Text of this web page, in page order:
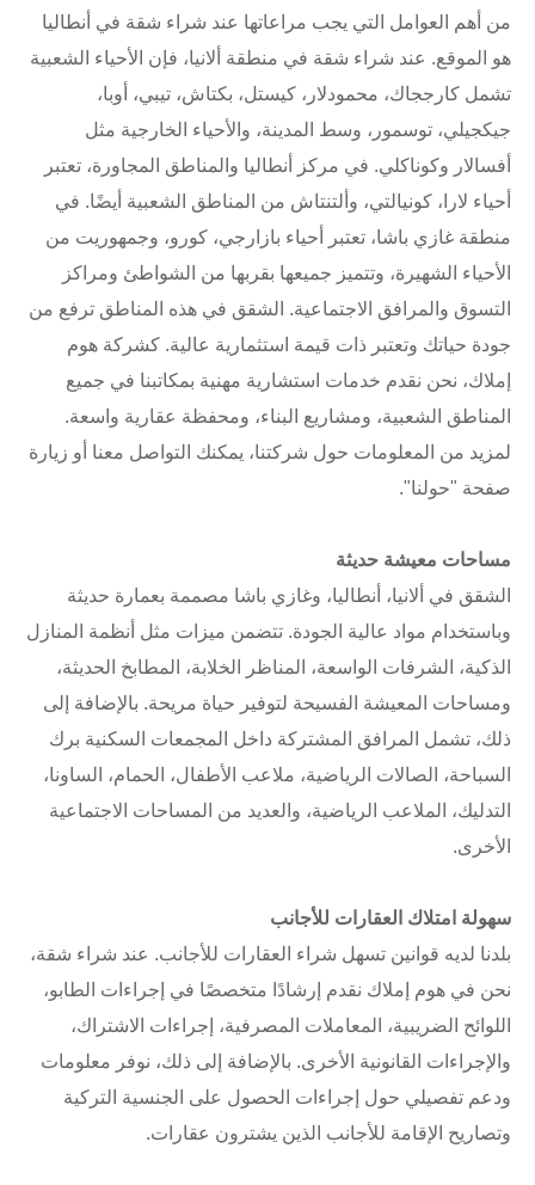
من أهم العوامل التي يجب مراعاتها عند شراء شقة في أنطاليا
هو الموقع. عند شراء شقة في منطقة ألانيا، فإن الأحياء الشعبية
تشمل كارججاك، محمودلار، كيستل، بكتاش، تيبي، أوبا،
جيكجيلي، توسمور، وسط المدينة، والأحياء الخارجية مثل
أفسالار وكوناكلي. في مركز أنطاليا والمناطق المجاورة، تعتبر
أحياء لارا، كونيالتي، وألتنتاش من المناطق الشعبية أيضًا. في
منطقة غازي باشا، تعتبر أحياء بازارجي، كورو، وجمهوريت من
الأحياء الشهيرة، وتتميز جميعها بقربها من الشواطئ ومراكز
التسوق والمرافق الاجتماعية. الشقق في هذه المناطق ترفع من
جودة حياتك وتعتبر ذات قيمة استثمارية عالية. كشركة هوم
إملاك، نحن نقدم خدمات استشارية مهنية بمكاتبنا في جميع
المناطق الشعبية، ومشاريع البناء، ومحفظة عقارية واسعة.
لمزيد من المعلومات حول شركتنا، يمكنك التواصل معنا أو زيارة
صفحة "حولنا".
مساحات معيشة حديثة
الشقق في ألانيا، أنطاليا، وغازي باشا مصممة بعمارة حديثة
وباستخدام مواد عالية الجودة. تتضمن ميزات مثل أنظمة المنازل
الذكية، الشرفات الواسعة، المناظر الخلابة، المطابخ الحديثة،
ومساحات المعيشة الفسيحة لتوفير حياة مريحة. بالإضافة إلى
ذلك، تشمل المرافق المشتركة داخل المجمعات السكنية برك
السباحة، الصالات الرياضية، ملاعب الأطفال، الحمام، الساونا،
التدليك، الملاعب الرياضية، والعديد من المساحات الاجتماعية
الأخرى.
سهولة امتلاك العقارات للأجانب
بلدنا لديه قوانين تسهل شراء العقارات للأجانب. عند شراء شقة،
نحن في هوم إملاك نقدم إرشادًا متخصصًا في إجراءات الطابو،
اللوائح الضريبية، المعاملات المصرفية، إجراءات الاشتراك،
والإجراءات القانونية الأخرى. بالإضافة إلى ذلك، نوفر معلومات
ودعم تفصيلي حول إجراءات الحصول على الجنسية التركية
وتصاريح الإقامة للأجانب الذين يشترون عقارات.